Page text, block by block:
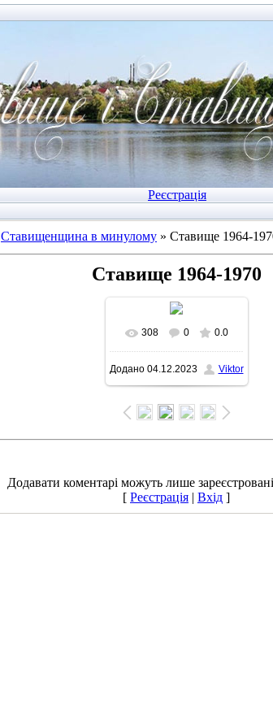
Реєстрація
Ставищенщина в минулому » Ставище 1964-
Ставище 1964-1970
У реальному розмірі
1500x972/ 348.6Kb
308 0 0.0
Додано04.12.2023 Viktor
Додавати коментарі можуть лише
[ Реєстрація | Вхід ]